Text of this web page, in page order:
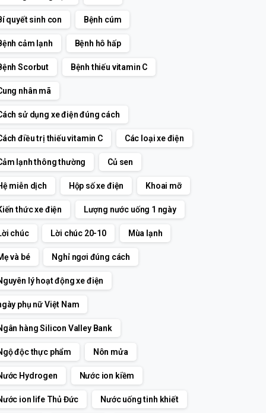
quyết sinh con Bệnh cúm
cảm lạnh Bệnh hô hấp
Scorbut Bệnh thiếu vitamin C
nhân mã
sử dụng xe điện đúng cách
điều trị thiếu vitamin C Các loại xe điện
lạnh thông thường Củ sen
miễn dịch Hộp số xe điện Khoai mỡ
thức xe điện Lượng nước uống 1 ngày
chúc Lời chúc 20-10 Mùa lạnh
và bé Nghỉ ngơi đúng cách
lý hoạt động xe điện
phụ nữ Việt Nam
hàng Silicon Valley Bank
độc thực phẩm Nôn mửa
Hydrogen Nước ion kiềm
ion life Thủ Đức Nước uống tinh khiết